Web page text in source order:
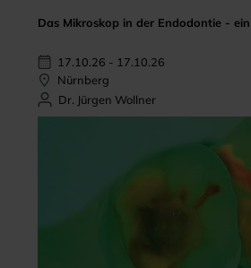
Das Mikroskop in der Endodontie -
17.10.26 - 17.10.26
Nürnberg
Dr. Jürgen Wollner